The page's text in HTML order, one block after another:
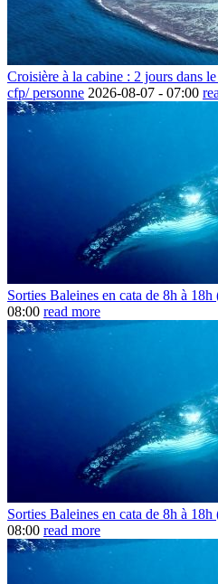
Croisière à la cabine : 2 jours dans
cfp/ personne 2026-08-07 - 07:00
Sorties Baleines en cata de 8h à
08:00 read more
Sorties Baleines en cata de 8h à
08:00 read more